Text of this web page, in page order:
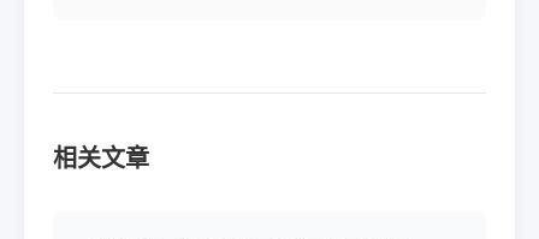
相关文章